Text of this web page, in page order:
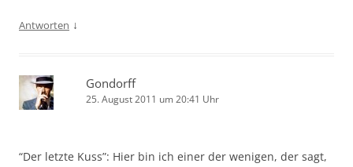
Antworten ↓
Gondorff
25. August 2011 um 20:41 Uhr
“Der letzte Kuss”: Hier bin ich einer der wenigen, der sagt,